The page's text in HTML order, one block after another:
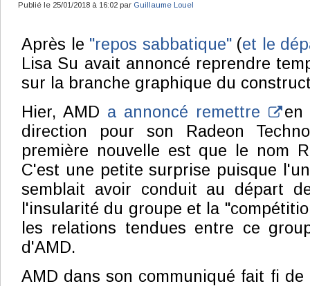
Publié le 25/01/2018 à 16:02 par Guillaume Louel
Après le "repos sabbatique"(et le
Lisa Su avait annoncé reprendre
sur la branche graphique du
Hier, AMD a annoncé remettre
en
direction pour son Radeon
première nouvelle est que le nom
C'est une petite surprise puisque
semblait avoir conduit au départ
l'insularité du groupe et la
les relations tendues entre ce
d'AMD.
AMD dans son communiqué fait fi